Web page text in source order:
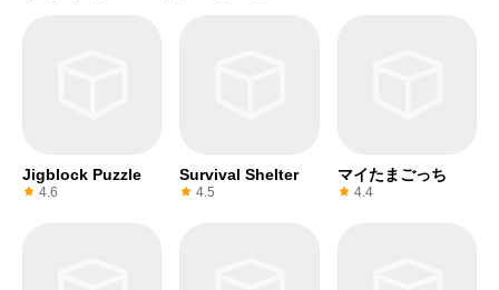
Jigblock Puzzle
4.6
Survival Shelter
4.5
マイたまごっち
4.4